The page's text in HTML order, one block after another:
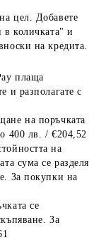
цел. Добавете
в количката" и
на кредита.
плаща
и разполагате с
на поръчката
400 лв. / €204,52
на
сума се разделя
За покупки на
се
За